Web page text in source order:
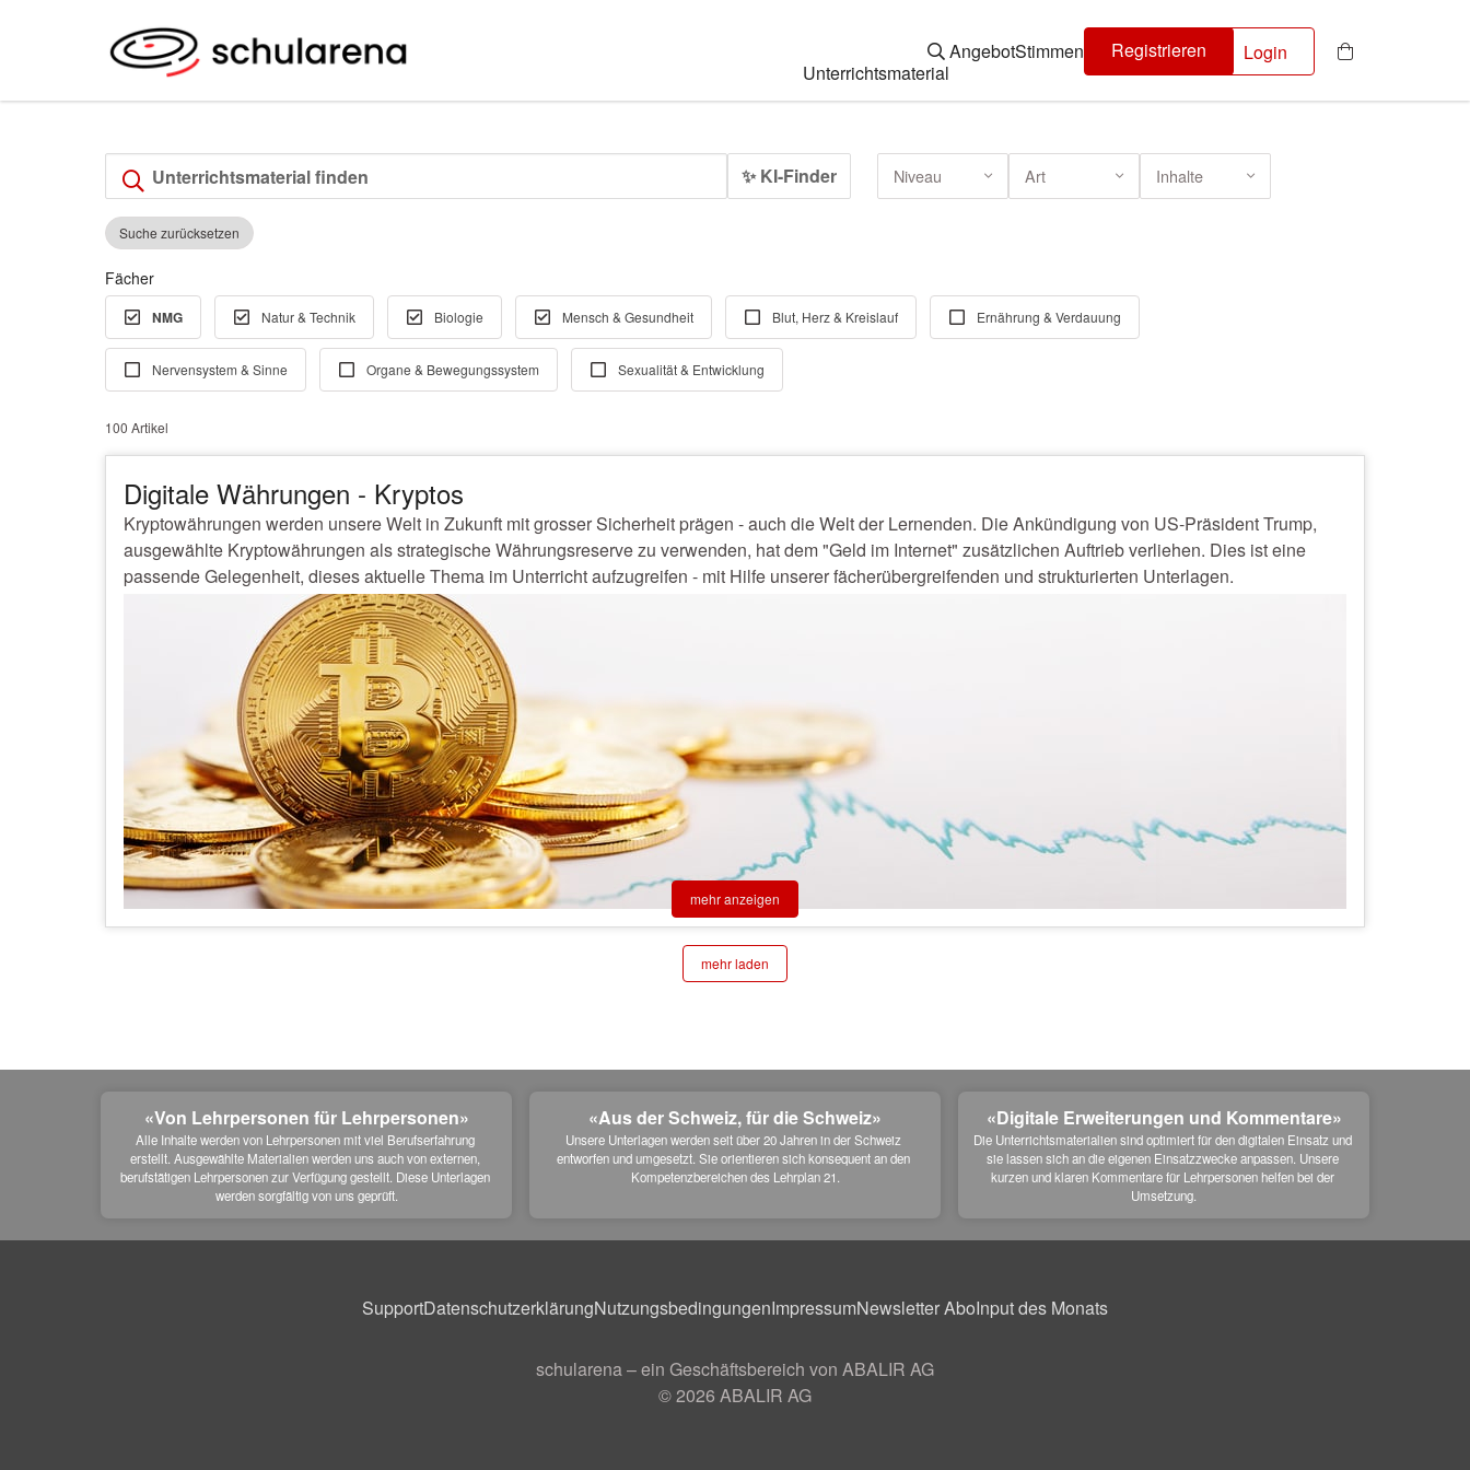
Unterrichtsmaterial
AngebotStimmen Registrieren Login
✨ KI-Finder Niveau Art Inhalte
Suche zurücksetzen
Fächer
NMG Natur & Technik Biologie Mensch & Gesundheit Blut, Herz & Kreislauf Ernährung & Verdauung
Nervensystem & Sinne Organe & Bewegungssystem Sexualität & Entwicklung
100 Artikel
Digitale Währungen - Kryptos
Kryptowährungen werden unsere Welt in Zukunft mit grosser Sicherheit prägen - auch die Welt der Lernenden. Die Ankündigung von US-Präsident Trump,
ausgewählte Kryptowährungen als strategische Währungsreserve zu verwenden, hat dem "Geld im Internet" zusätzlichen Auftrieb verliehen. Dies ist eine
passende Gelegenheit, dieses aktuelle Thema im Unterricht aufzugreifen - mit Hilfe unserer fächerübergreifenden und strukturierten Unterlagen.
mehr anzeigen
mehr laden
«Von Lehrpersonen für Lehrpersonen»
Alle Inhalte werden von Lehrpersonen mit viel Berufserfahrung
erstellt. Ausgewählte Materialien werden uns auch von externen,
berufstätigen Lehrpersonen zur Verfügung gestellt. Diese Unterlagen
werden sorgfältig von uns geprüft.
«Aus der Schweiz, für die Schweiz»
Unsere Unterlagen werden seit über 20 Jahren in der Schweiz
entworfen und umgesetzt. Sie orientieren sich konsequent an den
Kompetenzbereichen des Lehrplan 21.
«Digitale Erweiterungen und Kommentare»
Die Unterrichtsmaterialien sind optimiert für den digitalen Einsatz und
sie lassen sich an die eigenen Einsatzzwecke anpassen. Unsere
kurzen und klaren Kommentare für Lehrpersonen helfen bei der
Umsetzung.
SupportDatenschutzerklärungNutzungsbedingungenImpressumNewsletter AboInput des Monats
schularena – ein Geschäftsbereich von ABALIR AG
© 2026 ABALIR AG